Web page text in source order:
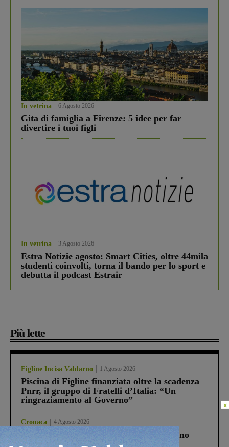
In vetrina 6 Agosto 2026
Gita di famiglia a Firenze: 5 idee per far
divertire i tuoi figli
In vetrina 3 Agosto 2026
Estra Notizie agosto: Smart Cities, oltre 44mila
studenti coinvolti, torna il bando per lo sport e
debutta il podcast Estrair
Più lette
Figline Incisa Valdarno 1 Agosto 2026
Piscina di Figline finanziata oltre la scadenza
Pnrr, il gruppo di Fratelli d’Italia: “Un
ringraziamento al Governo”
Cronaca 4 Agosto 2026
Un anno fa la strage in A1 in cui morirono
Gianni, Giulia e Franco. Lo schianto, il
×